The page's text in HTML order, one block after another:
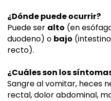
¿Dónde puede ocurrir?
Puede ser alto (en
duodeno) o bajo
recto).
¿Cuáles son los
Sangre al vomitar, heces
rectal, dolor abdominal,